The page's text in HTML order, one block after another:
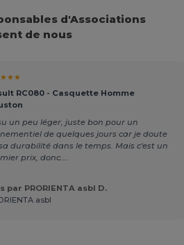
d'Associations
de nous
RC080 - Casquette Homme
un peu léger, juste bon pour un
de quelques jours car je doute
durabilité dans le temps. Mais c'est un
prix, donc....
par PRORIENTA asbl D.
asbl